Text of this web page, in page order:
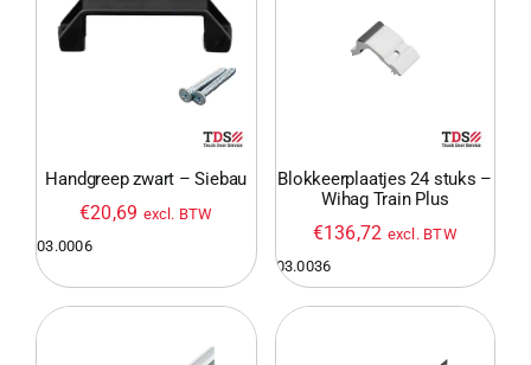
Handgreep zwart – Siebau
€20,69 excl. BTW
03.0006
Blokkeerplaatjes 24 stuks –
Wihag Train Plus
€136,72 excl. BTW
03.0036